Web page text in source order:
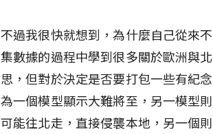
不過我很快就想到，為什麼自己從來
集數據的過程中學到很多關於歐洲與
思，但對於決定是否要打包一些有紀
為一個模型顯示大難將至，另一模型
可能往北走，直接侵襲本地，另一個